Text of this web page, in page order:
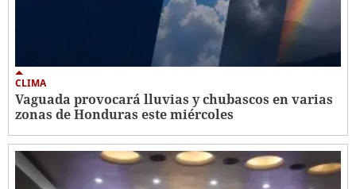
CLIMA
Vaguada provocará lluvias y chubascos en varias
zonas de Honduras este miércoles